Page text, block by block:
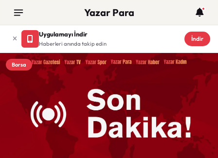
Yazar Para
Uygulamayı İndir
Haberleri anında takip edin
İndir
Borsa